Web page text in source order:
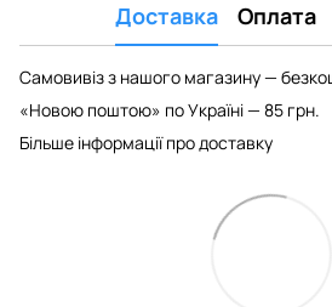
Доставка Оплата
Самовивіз з нашого магазину —
«Новою поштою» по Україні — 85 грн.
Більше інформації про доставку